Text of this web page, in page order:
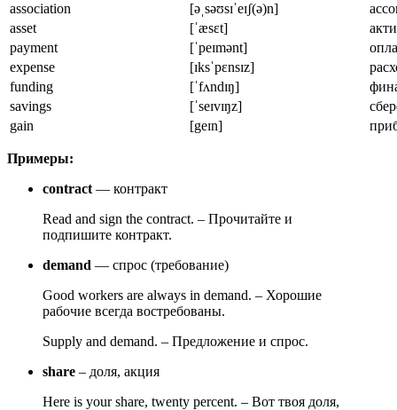
association
[əˌsəʊsɪˈeɪʃ(ə)n]
asset
[ˈæsɛt]
payment
[ˈpeɪmənt]
expense
[ɪksˈpɛnsɪz]
funding
[ˈfʌndɪŋ]
savings
[ˈseɪvɪŋz]
gain
[geɪn]
Примеры:
contract — контракт
Read and sign the contract. – Прочитайте и
подпишите контракт.
demand — спрос (требование)
Good workers are always in demand. – Хорошие
рабочие всегда востребованы.
Supply and demand. – Предложение и спрос.
share – доля, акция
Here is your share, twenty percent. – Вот твоя доля,